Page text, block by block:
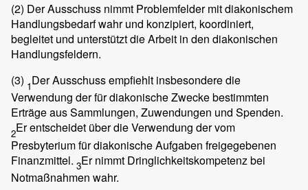
(2) Der Ausschuss nimmt Problemfelder mit diakonischem
Handlungsbedarf wahr und konzipiert, koordiniert,
begleitet und unterstützt die Arbeit in den diakonischen
Handlungsfeldern.
(3) 1Der Ausschuss empfiehlt insbesondere die
Verwendung der für diakonische Zwecke bestimmten
Erträge aus Sammlungen, Zuwendungen und Spenden.
2Er entscheidet über die Verwendung der vom
Presbyterium für diakonische Aufgaben freigegebenen
Finanzmittel. 3Er nimmt Dringlichkeitskompetenz bei
Notmaßnahmen wahr.